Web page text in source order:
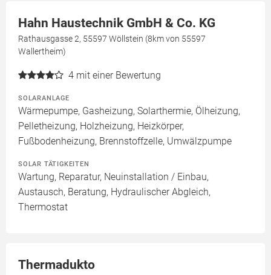
Hahn Haustechnik GmbH & Co. KG
Rathausgasse 2, 55597 Wöllstein (8km von 55597
Wallertheim)
4 mit einer Bewertung
SOLARANLAGE
Wärmepumpe, Gasheizung, Solarthermie, Ölheizung,
Pelletheizung, Holzheizung, Heizkörper,
Fußbodenheizung, Brennstoffzelle, Umwälzpumpe
SOLAR TÄTIGKEITEN
Wartung, Reparatur, Neuinstallation / Einbau,
Austausch, Beratung, Hydraulischer Abgleich,
Thermostat
Thermadukto